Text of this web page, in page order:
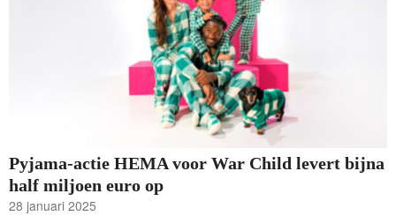
Pyjama-actie HEMA voor War Child levert bijna
half miljoen euro op
28 januari 2025